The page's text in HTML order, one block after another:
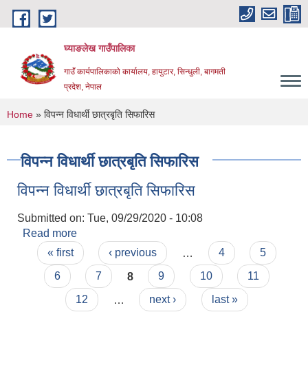
Skip to main content
घ्याङलेख गाउँपालिका
गाउँ कार्यपालिकाको कार्यालय, हायुटार, सिन्धुली, बागमती
प्रदेश, नेपाल
You are here
Home » विपन्न विधार्थी छात्रबृति सिफारिस
विपन्न विधार्थी छात्रबृति सिफारिस
विपन्न विधार्थी छात्रबृति सिफारिस
Submitted on: Tue, 09/29/2020 - 10:08
Read more
Pages
« first ‹ previous 4
5
6
7 8 9 10
11
12
next › last »